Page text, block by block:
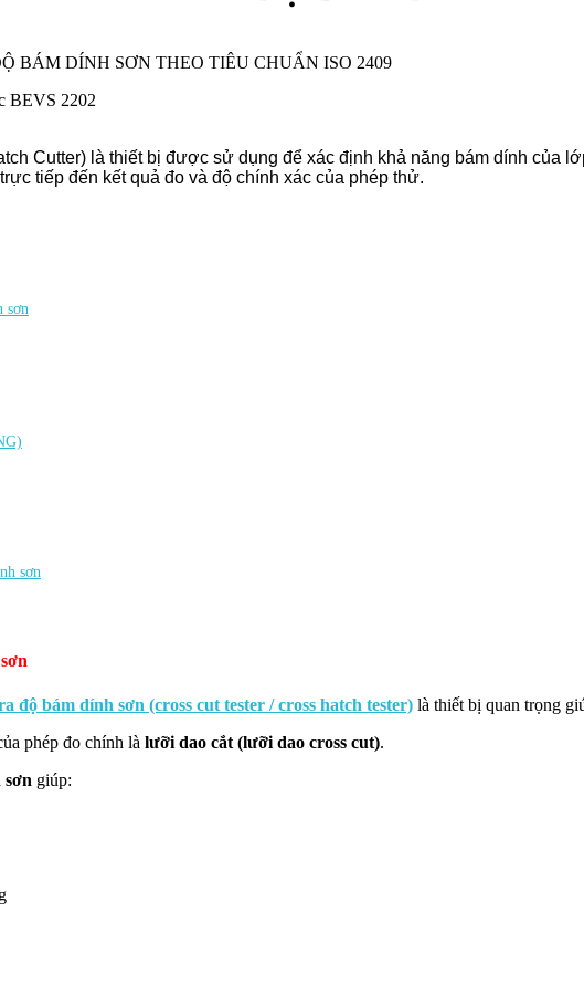
BÁM DÍNH SƠN THEO TIÊU CHUẨN ISO 2409
Cutter) là thiết bị được sử dụng để xác định khả năng bám dính của
tiếp đến kết quả đo và độ chính xác của phép thử.
sơn
sơn
độ bám dính sơn (cross cut tester / cross hatch tester) là thiết bị quan trọng
phép đo chính là lưỡi dao cắt (lưỡi dao cross cut).
giúp: